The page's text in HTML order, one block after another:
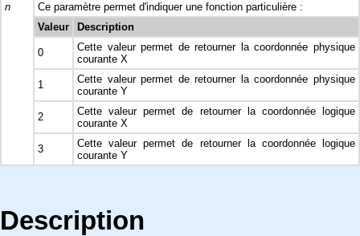
n
Ce paramètre permet d'indiquer une fonction particulière :
Valeur
Description
0
Cette valeur permet de retourner la coordonnée physique
courante X
1
Cette valeur permet de retourner la coordonnée physique
courante Y
2
Cette valeur permet de retourner la coordonnée logique
courante X
3
Cette valeur permet de retourner la coordonnée logique
courante Y
Description